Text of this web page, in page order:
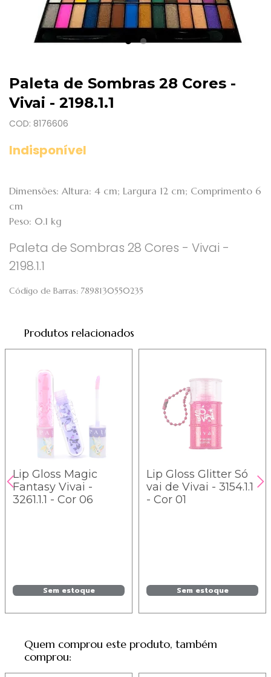
Paleta de Sombras 28 Cores -
Vivai - 2198.1.1
COD: 8176606
Indisponível
Dimensões: Altura: 4 cm; Largura 12 cm; Comprimento 6
cm
Peso: 0.1 kg
Paleta de Sombras 28 Cores - Vivai -
2198.1.1
Código de Barras: 7898130550235
Produtos relacionados
Lip Gloss Magic
Fantasy Vivai -
3261.1.1 - Cor 06
Sem estoque
Lip Gloss Glitter Só
vai de Vivai - 3154.1.1
- Cor 01
Sem estoque
Quem comprou este produto, também
comprou: